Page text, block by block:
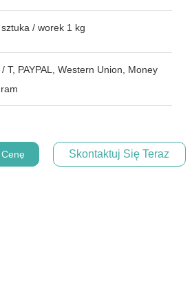
sztuka / worek 1 kg
T, PAYPAL, Western Union, Money
Skontaktuj Się Teraz